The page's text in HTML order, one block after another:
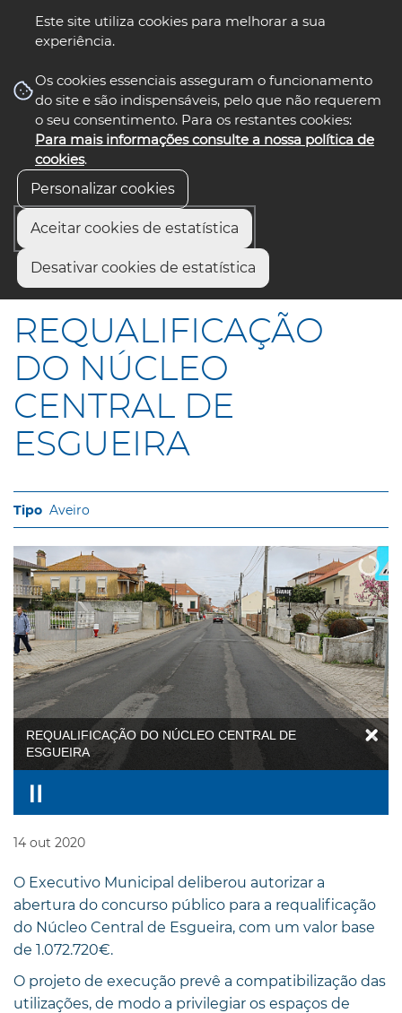
Este site utiliza cookies para melhorar a sua
experiência.
Os cookies essenciais asseguram o funcionamento
do site e são indispensáveis, pelo que não requerem
o seu consentimento. Para os restantes cookies:
Para mais informações consulte a nossa política de
cookies.
Personalizar cookies
Aceitar cookies de estatística
Desativar cookies de estatística
nos select language
Início
REQUALIFICAÇÃO DO NÚCLEO CENTRAL DE ESGUEIRA
REQUALIFICAÇÃO
DO NÚCLEO
CENTRAL DE
ESGUEIRA
Aveiro
REQUALIFICAÇÃO DO NÚCLEO CENTRAL DE
ESGUEIRA
14 out 2020
O Executivo Municipal deliberou autorizar a
abertura do concurso público para a requalificação
do Núcleo Central de Esgueira, com um valor base
de 1.072.720€.
O projeto de execução prevê a compatibilização das
utilizações, de modo a privilegiar os espaços de